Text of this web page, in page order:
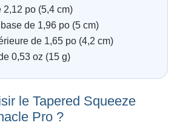
2,12 po (5,4 cm)
de 1,96 po (5 cm)
de 1,65 po (4,2 cm)
0,53 oz (15 g)
le Tapered Squeeze
Pro ?